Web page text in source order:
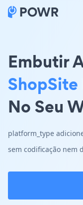
Embutir
ShopSite
No Seu
platform_type
sem codificação nem